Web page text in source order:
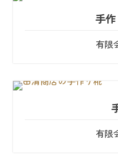
手
有限
有限